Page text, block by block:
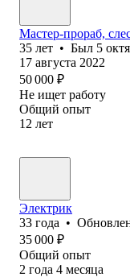
Мастер-прораб,
35 лет • Был 5
17 августа 2022
50 000 ₽
Не ищет работу
Общий опыт
12 лет
Электрик
33 года •
35 000 ₽
Общий опыт
2 года 4 месяца